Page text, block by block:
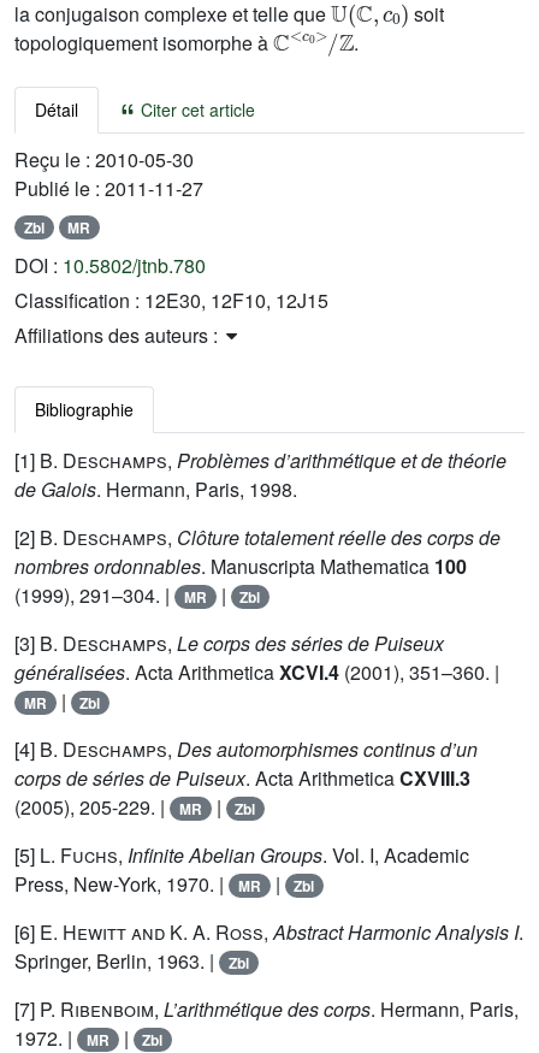
la conjugaison complexe et telle que
soit
topologiquement isomorphe à
ℂ<c0>/
ℤ
.
Détail Citer cet article
Reçu le : 2010-05-30
Publié le : 2011-11-27
Zbl MR
DOI : 10.5802/jtnb.780
Classification : 12E30, 12F10, 12J15
Affiliations des auteurs :
Bibliographie
[1] B. Deschamps, Problèmes d’arithmétique et de théorie
de Galois. Hermann, Paris, 1998.
[2] B. Deschamps, Clôture totalement réelle des corps de
nombres ordonnables. Manuscripta Mathematica 100
(1999), 291–304. |
MR | Zbl
[3] B. Deschamps, Le corps des séries de Puiseux
généralisées. Acta ArithmeticaXCVI.4 (2001), 351–360. |
MR | Zbl
[4] B. Deschamps, Des automorphismes continus d’un
corps de séries de Puiseux. Acta ArithmeticaCXVIII.3
(2005), 205-229. |
MR | Zbl
[5] L. Fuchs, Infinite Abelian Groups. Vol. I, Academic
Press, New-York, 1970. |
MR | Zbl
[6] E. Hewitt and K. A. Ross,Abstract Harmonic Analysis I.
Springer, Berlin, 1963. |
Zbl
[7] P. Ribenboim, L’arithmétique des corps. Hermann, Paris,
1972. |
MR | Zbl